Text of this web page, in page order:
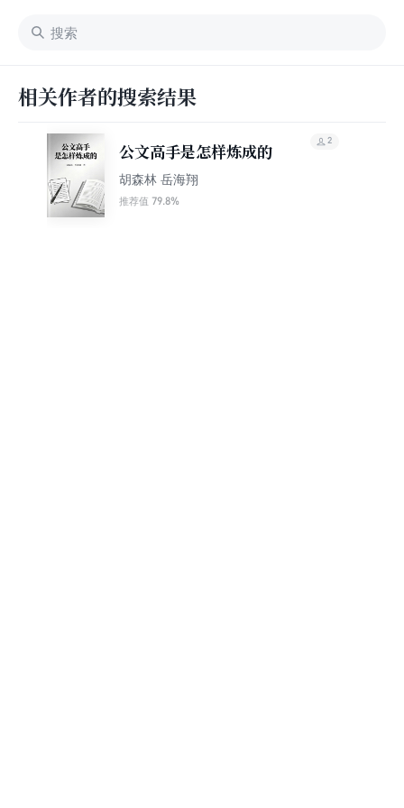
相关作者的搜索结果
公文高手是怎样炼成的
胡森林 岳海翔
推荐值 79.8%
2